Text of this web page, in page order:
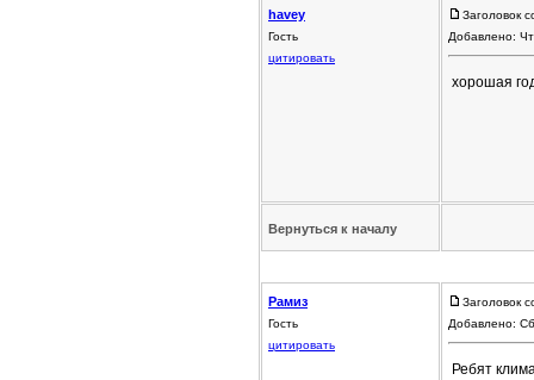
havey
Гость
цитировать
Заголовок
Добавлено:
хорошая
Вернуться к началу
Рамиз
Гость
цитировать
Заголовок
Добавлено:
Ребят